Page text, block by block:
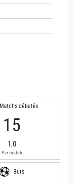
Matchs débutés
15
1.0
Par match
Buts